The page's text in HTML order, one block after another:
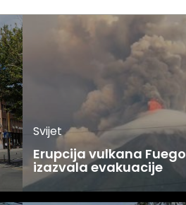
Svijet
Erupcija vulkana Fuego
izazvala evakuacije